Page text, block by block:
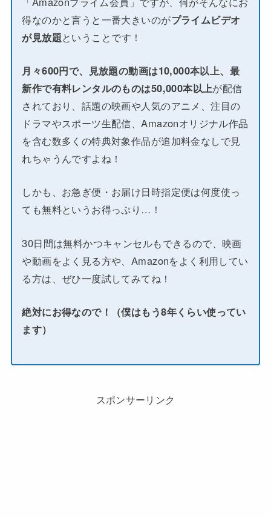
得なのかと言うと一番大きいのがプライムビデオ
が見放題ということです！
月々600円で、見放題の動画は10,000本以上、最
新作で有料レンタルのものは50,000本以上が配信
されており、話題の映画や人気のアニメ、注目の
ドラマやスポーツ生配信、Amazonオリジナル作品
を含む数多くの特典対象作品が追加料金なしで見
れちゃうんですよね！
しかも、お急ぎ便・お届け日時指定便は何度使っ
ても無料というお得っぷり…！
30日間は無料かつキャンセルもできるので、映画
や動画をよく見る方や、Amazonをよく利用してい
る方は、ぜひ一度試してみてね！
絶対にお得なので！（僕はもう8年くらい使ってい
ます）
スポンサーリンク